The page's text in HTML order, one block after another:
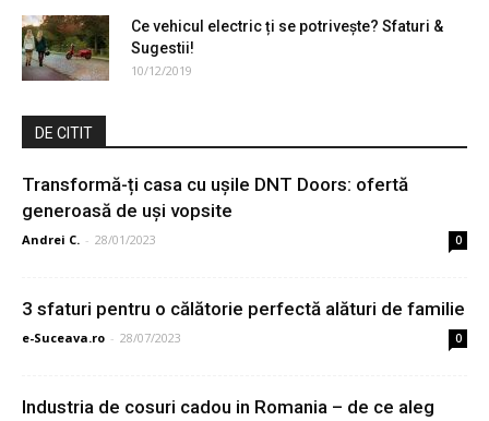
Ce vehicul electric ți se potrivește? Sfaturi &
Sugestii!
10/12/2019
DE CITIT
Transformă-ți casa cu ușile DNT Doors: ofertă
generoasă de uși vopsite
Andrei C. - 28/01/2023 0
3 sfaturi pentru o călătorie perfectă alături de familie
e-Suceava.ro - 28/07/2023 0
Industria de cosuri cadou in Romania – de ce aleg